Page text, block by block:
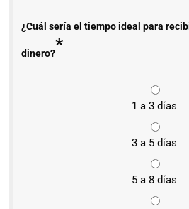
¿Cuál sería el tiempo ideal para
dinero?*
1 a 3 días
3 a 5 días
5 a 8 días